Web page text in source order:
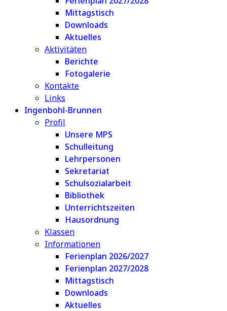
Mittagstisch
Downloads
Aktuelles
Aktivitäten
Berichte
Fotogalerie
Kontakte
Links
Ingenbohl-Brunnen
Profil
Unsere MPS
Schulleitung
Lehrpersonen
Sekretariat
Schulsozialarbeit
Bibliothek
Unterrichtszeiten
Hausordnung
Klassen
Informationen
Ferienplan 2026/2027
Ferienplan 2027/2028
Mittagstisch
Downloads
Aktuelles